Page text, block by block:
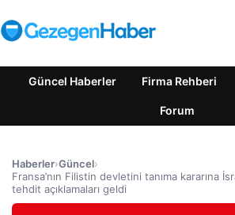
Güncel Haberler Firma Rehberi
Forum
Haberler›Güncel›
Fransa’nın Filistin devletini tanıma kararına
tehdit açıklamaları geldi